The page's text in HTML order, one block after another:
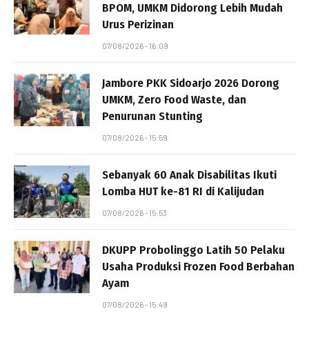
BPOM, UMKM Didorong Lebih Mudah
Urus Perizinan
07/08/2026 - 16:09
Jambore PKK Sidoarjo 2026 Dorong
UMKM, Zero Food Waste, dan
Penurunan Stunting
07/08/2026 - 15:59
Sebanyak 60 Anak Disabilitas Ikuti
Lomba HUT ke-81 RI di Kalijudan
07/08/2026 - 15:53
DKUPP Probolinggo Latih 50 Pelaku
Usaha Produksi Frozen Food Berbahan
Ayam
07/08/2026 - 15:49